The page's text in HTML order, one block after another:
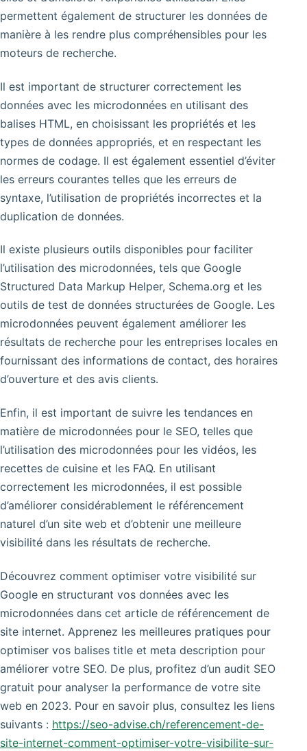
permettent également de structurer les données de
manière à les rendre plus compréhensibles pour les
moteurs de recherche.
Il est important de structurer correctement les
données avec les microdonnées en utilisant des
balises HTML, en choisissant les propriétés et les
types de données appropriés, et en respectant les
normes de codage. Il est également essentiel d’éviter
les erreurs courantes telles que les erreurs de
syntaxe, l’utilisation de propriétés incorrectes et la
duplication de données.
Il existe plusieurs outils disponibles pour faciliter
l’utilisation des microdonnées, tels que Google
Structured Data Markup Helper, Schema.org et les
outils de test de données structurées de Google. Les
microdonnées peuvent également améliorer les
résultats de recherche pour les entreprises locales en
fournissant des informations de contact, des horaires
d’ouverture et des avis clients.
Enfin, il est important de suivre les tendances en
matière de microdonnées pour le SEO, telles que
l’utilisation des microdonnées pour les vidéos, les
recettes de cuisine et les FAQ. En utilisant
correctement les microdonnées, il est possible
d’améliorer considérablement le référencement
naturel d’un site web et d’obtenir une meilleure
visibilité dans les résultats de recherche.
Découvrez comment optimiser votre visibilité sur
Google en structurant vos données avec les
microdonnées dans cet article de référencement de
site internet. Apprenez les meilleures pratiques pour
optimiser vos balises title et meta description pour
améliorer votre SEO. De plus, profitez d’un audit SEO
gratuit pour analyser la performance de votre site
web en 2023. Pour en savoir plus, consultez les liens
suivants : https://seo-advise.ch/referencement-de-
site-internet-comment-optimiser-votre-visibilite-sur-